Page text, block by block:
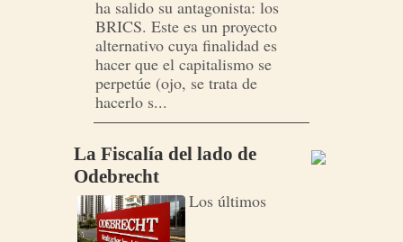
ha salido su antagonista: los
BRICS. Este es un proyecto
alternativo cuya finalidad es
hacer que el capitalismo se
perpetúe (ojo, se trata de
hacerlo s...
La Fiscalía del lado de
Odebrecht
Los últimos